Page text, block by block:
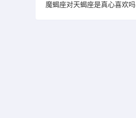
魔蝎座对天蝎座是真心喜欢吗